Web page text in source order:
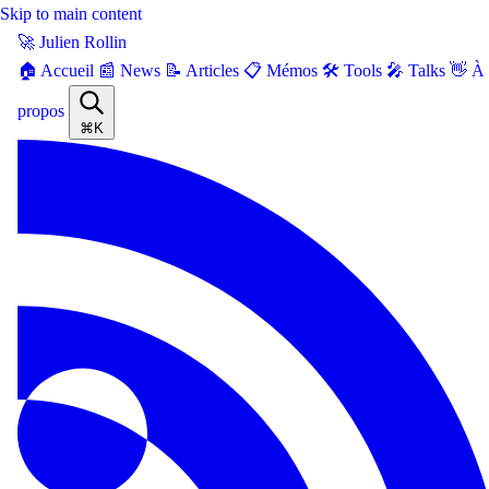
Skip to main content
🚀 Julien Rollin
🏠 Accueil 📰 News 📝 Articles 📋 Mémos 🛠️ Tools 🎤 Talks 👋 À
propos
⌘K